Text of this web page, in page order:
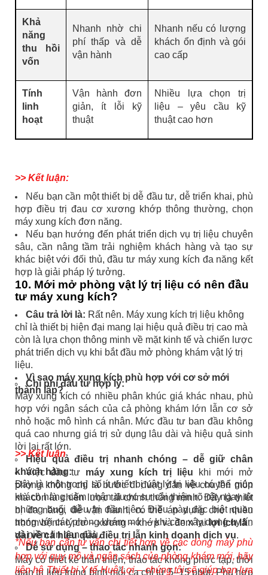
Khả
năng
thu hồi
vốn
Nhanh nhờ chi
phí thấp và dễ
vận hành
Nhanh nếu có lượng
khách ổn định và gói
cao cấp
Tính
linh
hoạt
Vận hành đơn
giản, ít lỗi kỹ
thuật
Nhiều lựa chọn trị
liệu – yêu cầu kỹ
thuật cao hơn
>> Kết luận:
Nếu bạn cần một thiết bị dễ đầu tư, dễ triển khai, phù
hợp điều trị đau cơ xương khớp thông thường, chọn
máy xung kích đơn năng.
Nếu bạn hướng đến phát triển dịch vụ trị liệu chuyên
sâu, cần nâng tầm trải nghiệm khách hàng và tạo sự
khác biệt với đối thủ, đầu tư máy xung kích đa năng kết
hợp là giải pháp lý tưởng.
10. Mới mở phòng vật lý trị liệu có nên đầu
tư máy xung kích?
Câu trả lời là: Rất nên. Máy xung kích trị liệu không
chỉ là thiết bị hiện đại mang lại hiệu quả điều trị cao mà
còn là lựa chọn thông minh về mặt kinh tế và chiến lược
phát triển dịch vụ khi bắt đầu mở phòng khám vật lý trị
liệu.
Vì sao máy xung kích phù hợp với cơ sở mới
thành lập?
Chi phí đầu tư hợp lý:
Máy xung kích có nhiều phân khúc giá khác nhau, phù
hợp với ngân sách của cả phòng khám lớn lẫn cơ sở
nhỏ hoặc mô hình cá nhân. Mức đầu tư ban đầu không
quá cao nhưng giá trị sử dụng lâu dài và hiệu quả sinh
lời lại rất lớn.
Hiệu quả điều trị nhanh chóng – dễ giữ chân
khách hàng:
Đây là một trong số ít thiết bị vật lý trị liệu có thể giúp
khách hàng cảm nhận được sự cải thiện rõ rệt ngay từ
những buổi điều trị đầu tiên. Điều này đặc biệt quan
trọng với các phòng khám mới – khi cần xây dựng uy tín
và niềm tin ban đầu.
Dễ sử dụng – thao tác nhanh gọn:
Máy có thiết kế thân thiện, thao tác không phức tạp, thời
gian trị liệu trung bình mỗi ca chỉ từ 5–15 phút. Phù hợp
>> Kết luận
Việc đầu tư máy xung kích trị liệu khi mới mở
phòng không chỉ là bước đi đúng đắn về chuyên môn
mà còn là chiến lược tài chính thông minh. Đây là thiết
bị đa năng, dễ vận hành, có thể áp dụng cho nhiều
nhóm bệnh lý cơ – xương – khớp và đem lạilợi ích lâu
dài về cả hiệu quả điều trị lẫn kinh doanh dịch vụ.
*Nếu bạn cần tư vấn chi tiết hơn về các dòng máy phù
hợp với quy mô và ngân sách của phòng khám mới, hãy
liên hệ Thiết bị Y tế Huê Lợi – chúng tôi sẽ giúp bạn lựa